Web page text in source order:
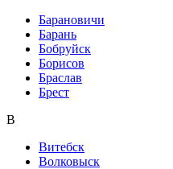
Барановичи
Барань
Бобруйск
Борисов
Браслав
Брест
В
Витебск
Волковыск